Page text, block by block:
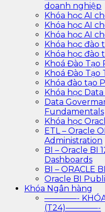
doanh nghiệp
Khóa học AI
Khóa học AI
Khóa học AI
Khóa học đào
Khóa học đào
Khoá Đào Tạo
Khoá Đào Tạo
Khóa đào tạo
Khóa học
Data
Fundamentals
Khóa học
ETL – Oracle
Administration
BI – Oracle BI
Dashboards
BI – ORACLE
Oracle BI
Khóa Ngân hàng
————- KHÓA
(T24)————-